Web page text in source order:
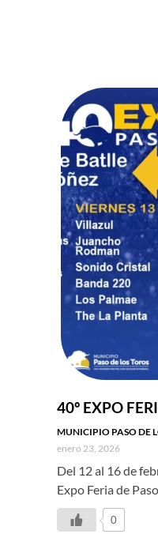
40º EXPO
enero 23, 2026
MUNICIPIO PASO DE
Del 12 al 16 de
Expo Feria de
0